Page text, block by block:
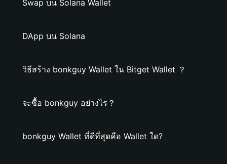
Swap บน Solana Wallet
DApp บน Solana
วิธีสร้าง bonkguy Wallet ใน Bitget Wallet ？
จะซื้อ bonkguy อย่างไร？
bonkguy Wallet ที่ดีที่สุดคือ Wallet ใด?